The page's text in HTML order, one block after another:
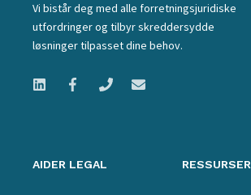
Vi bistår deg med alle forretningsjuridiske
utfordringer og tilbyr skreddersydde
løsninger tilpasset dine behov.
AIDER LEGAL RESSURSER